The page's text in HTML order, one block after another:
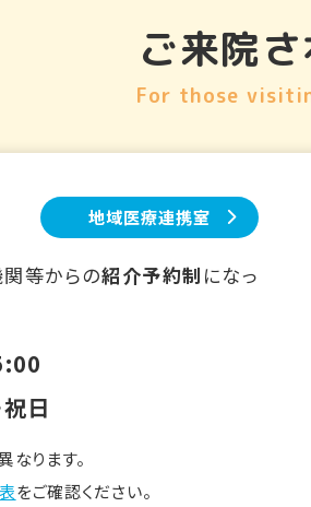
ご来院
For those
地域医療連携室
等からの紹介予約制 になっ
祝日
ります。
をご確認ください。